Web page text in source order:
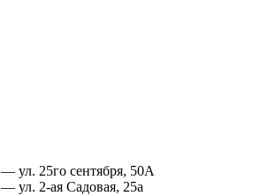
— ул. 25го сентября, 50А
— ул. 2-ая Садовая, 25а